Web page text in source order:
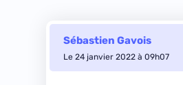
Sébastien Gavois
Le 24 janvier 2022 à 09h07